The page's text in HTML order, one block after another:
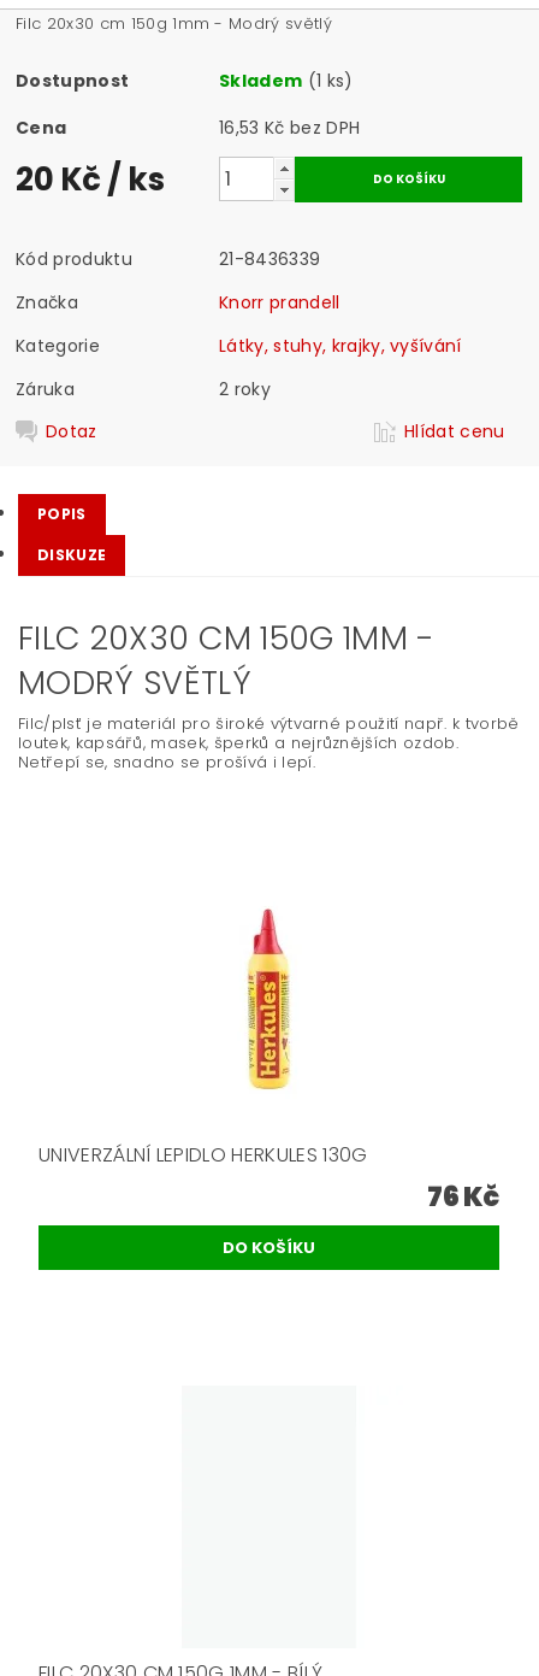
Filc 20x30 cm 150g 1mm - Modrý světlý
Dostupnost Skladem (1 ks)
Cena
16,53 Kč bez DPH
20 Kč/ ks
Kód produktu
21-8436339
Značka
Knorr prandell
Kategorie
Látky, stuhy, krajky, vyšívání
Záruka
2 roky
Dotaz
Hlídat cenu
POPIS
DISKUZE
FILC 20X30 CM 150G 1MM -
MODRÝ SVĚTLÝ
Filc/plsť je materiál pro široké výtvarné použití např. k tvorbě
loutek, kapsářů, masek, šperků a nejrůznějších ozdob.
Netřepí se, snadno se prošívá i lepí.
UNIVERZÁLNÍ LEPIDLO HERKULES 130G
76 Kč